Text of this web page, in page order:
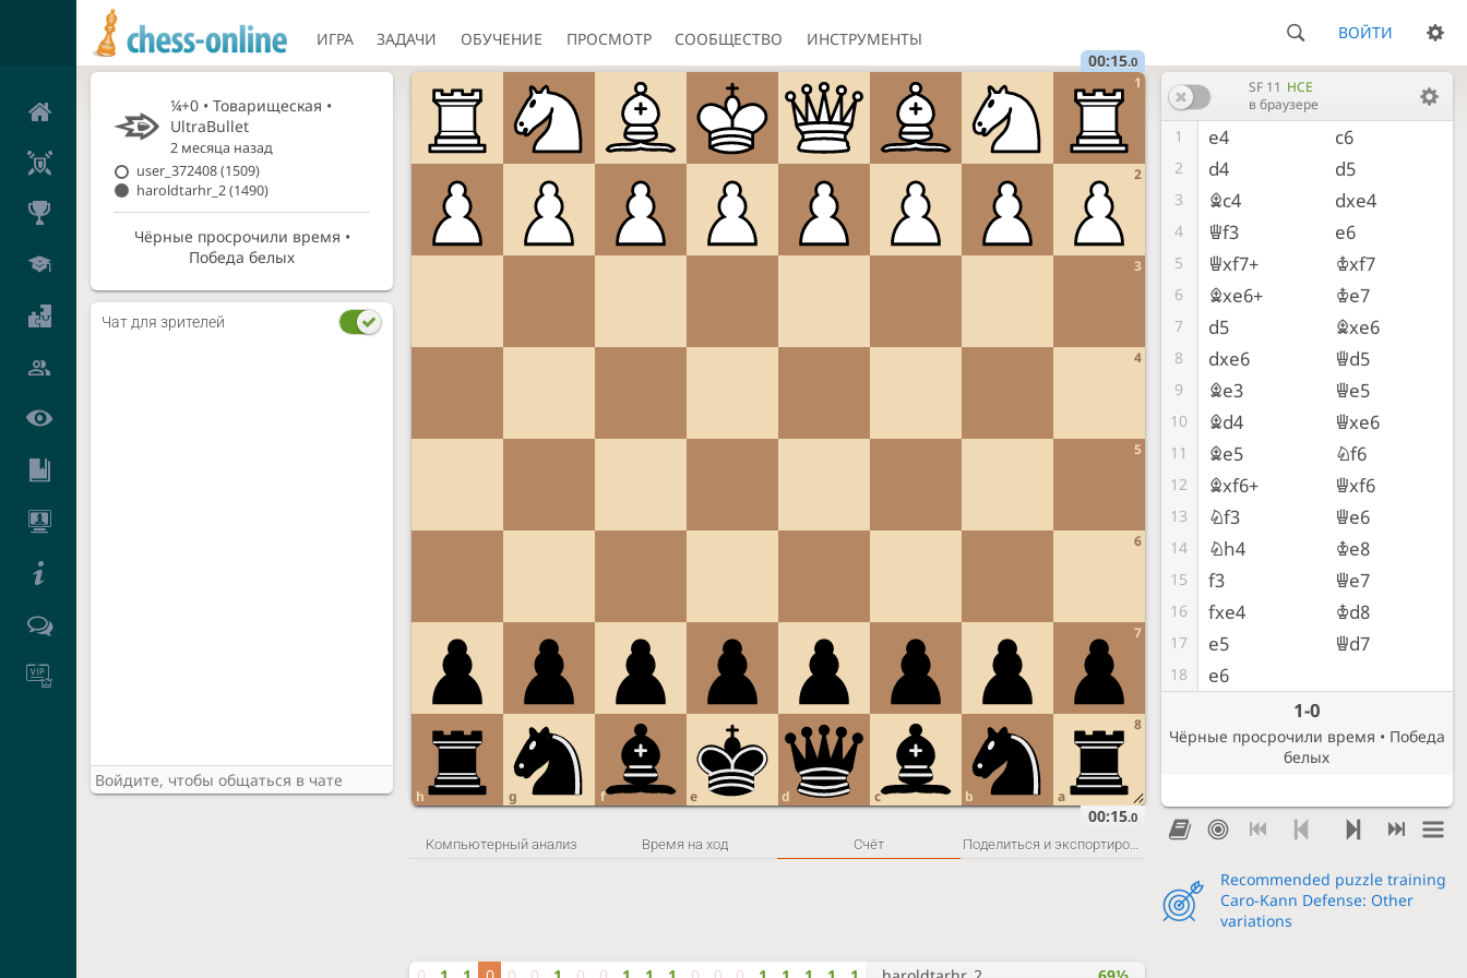
ИГРА ЗАДАЧИ ОБУЧЕНИЕ ПРОСМОТР СООБЩЕСТВО ИНСТРУМЕНТЫ
ВОЙТИ
00:15.0
00:15.0
1
2
3
4
5
6
7
8
a
b
c
d
e
f
g
h
SF 11 HCE
в браузере
1 e4 c6
2 d4 d5
3 Bc4 dxe4
4 Qf3 e6
5 Qxf7+ Kxf7
6 Bxe6+ Ke7
7 d5 Bxe6
8 dxe6 Qd5
9 Be3 Qe5
10 Bd4 Qxe6
11 Be5 Nf6
12 Bxf6+ Qxf6
13 Nf3 Qe6
14 Nh4 Ke8
15 f3 Qe7
16 fxe4 Kd8
17 e5 Qd7
18
e6
1-0
Чёрные просрочили время • Победа
белых
Компьютерный анализ Время на ход Счёт Поделиться и экспортировать
Recommended puzzle training
Caro-Kann Defense: Other
variations
¼+0 • Товарищеская •
UltraBullet
2 месяца назад
user_372408(1509)
haroldtarhr_2(1490)
Чёрные просрочили время •
Победа белых
Чат для зрителей